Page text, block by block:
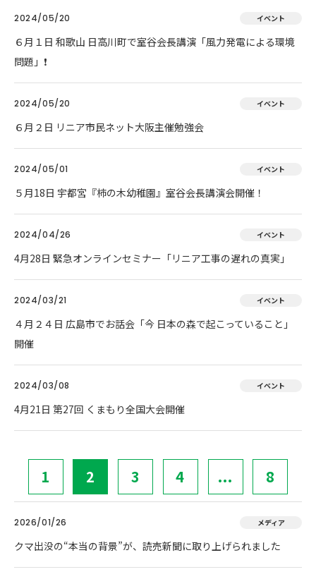
2024/05/20 イベント
６月１日 和歌山 日高川町で室谷会長講演「風力発電による環境
問題」❗
2024/05/20 イベント
６月２日 リニア市民ネット大阪主催勉強会
2024/05/01 イベント
５月18日 宇都宮『柿の木幼稚園』室谷会長講演会開催！
2024/04/26 イベント
4月28日 緊急オンラインセミナー「リニア工事の遅れの真実」
2024/03/21 イベント
４月２４日 広島市でお話会「今 日本の森で起こっていること」
開催
2024/03/08 イベント
4月21日 第27回 くまもり全国大会開催
1 2 3 4 ... 8
2026/01/26 メディア
クマ出没の“本当の背景”が、読売新聞に取り上げられました